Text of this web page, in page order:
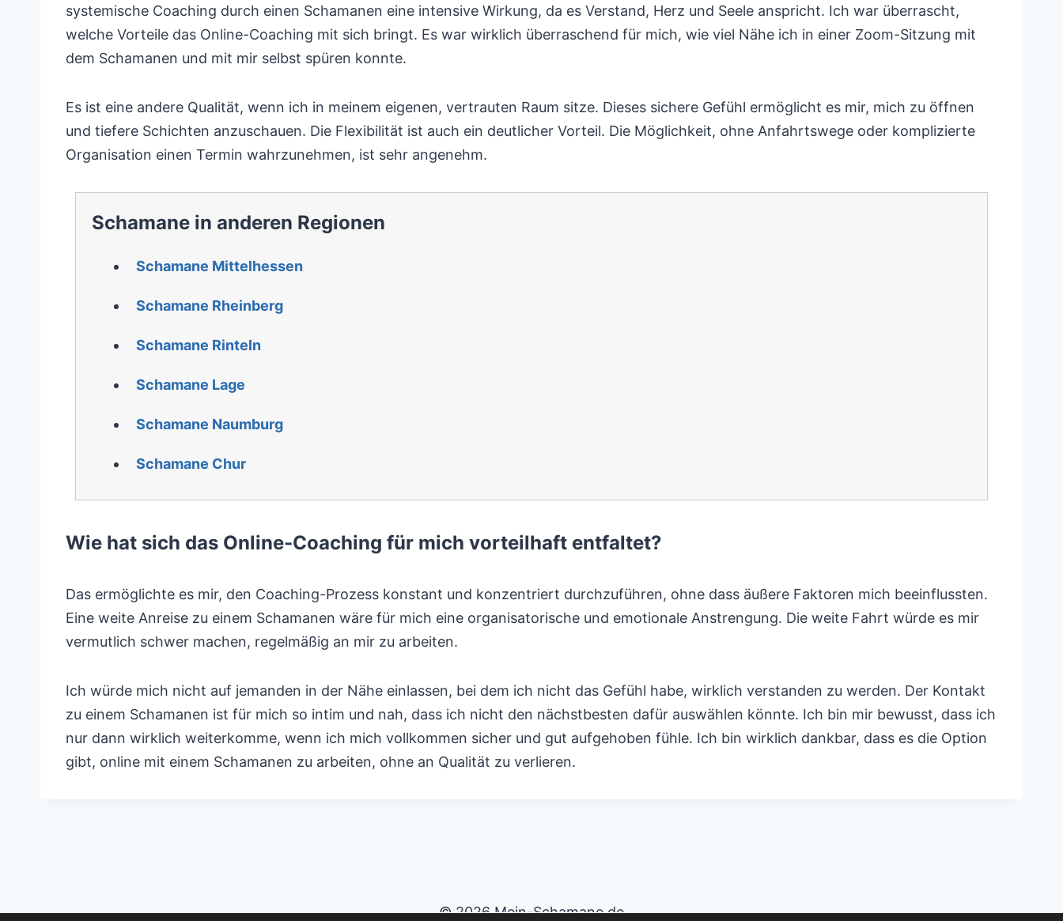
systemische Coaching durch einen Schamanen eine intensive Wirkung, da es Verstand, Herz und Seele anspricht. Ich war überrascht,
welche Vorteile das Online-Coaching mit sich bringt. Es war wirklich überraschend für mich, wie viel Nähe ich in einer Zoom-Sitzung mit
dem Schamanen und mit mir selbst spüren konnte.
Es ist eine andere Qualität, wenn ich in meinem eigenen, vertrauten Raum sitze. Dieses sichere Gefühl ermöglicht es mir, mich zu öffnen
und tiefere Schichten anzuschauen. Die Flexibilität ist auch ein deutlicher Vorteil. Die Möglichkeit, ohne Anfahrtswege oder komplizierte
Organisation einen Termin wahrzunehmen, ist sehr angenehm.
Schamane in anderen Regionen
Schamane Mittelhessen
Schamane Rheinberg
Schamane Rinteln
Schamane Lage
Schamane Naumburg
Schamane Chur
Wie hat sich das Online-Coaching für mich vorteilhaft entfaltet?
Das ermöglichte es mir, den Coaching-Prozess konstant und konzentriert durchzuführen, ohne dass äußere Faktoren mich beeinflussten.
Eine weite Anreise zu einem Schamanen wäre für mich eine organisatorische und emotionale Anstrengung. Die weite Fahrt würde es mir
vermutlich schwer machen, regelmäßig an mir zu arbeiten.
Ich würde mich nicht auf jemanden in der Nähe einlassen, bei dem ich nicht das Gefühl habe, wirklich verstanden zu werden. Der Kontakt
zu einem Schamanen ist für mich so intim und nah, dass ich nicht den nächstbesten dafür auswählen könnte. Ich bin mir bewusst, dass ich
nur dann wirklich weiterkomme, wenn ich mich vollkommen sicher und gut aufgehoben fühle. Ich bin wirklich dankbar, dass es die Option
gibt, online mit einem Schamanen zu arbeiten, ohne an Qualität zu verlieren.
© 2026 Mein-Schamane.de